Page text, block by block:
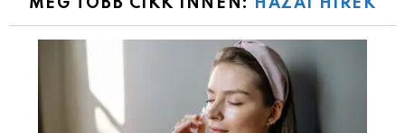
MÉG TÖBB CIKK INNEN: HAZAI HÍREK